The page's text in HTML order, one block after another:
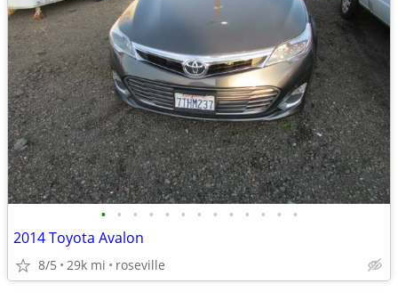
• • • • • • • • • • • • •
2014 Toyota Avalon
8/5 29k mi roseville